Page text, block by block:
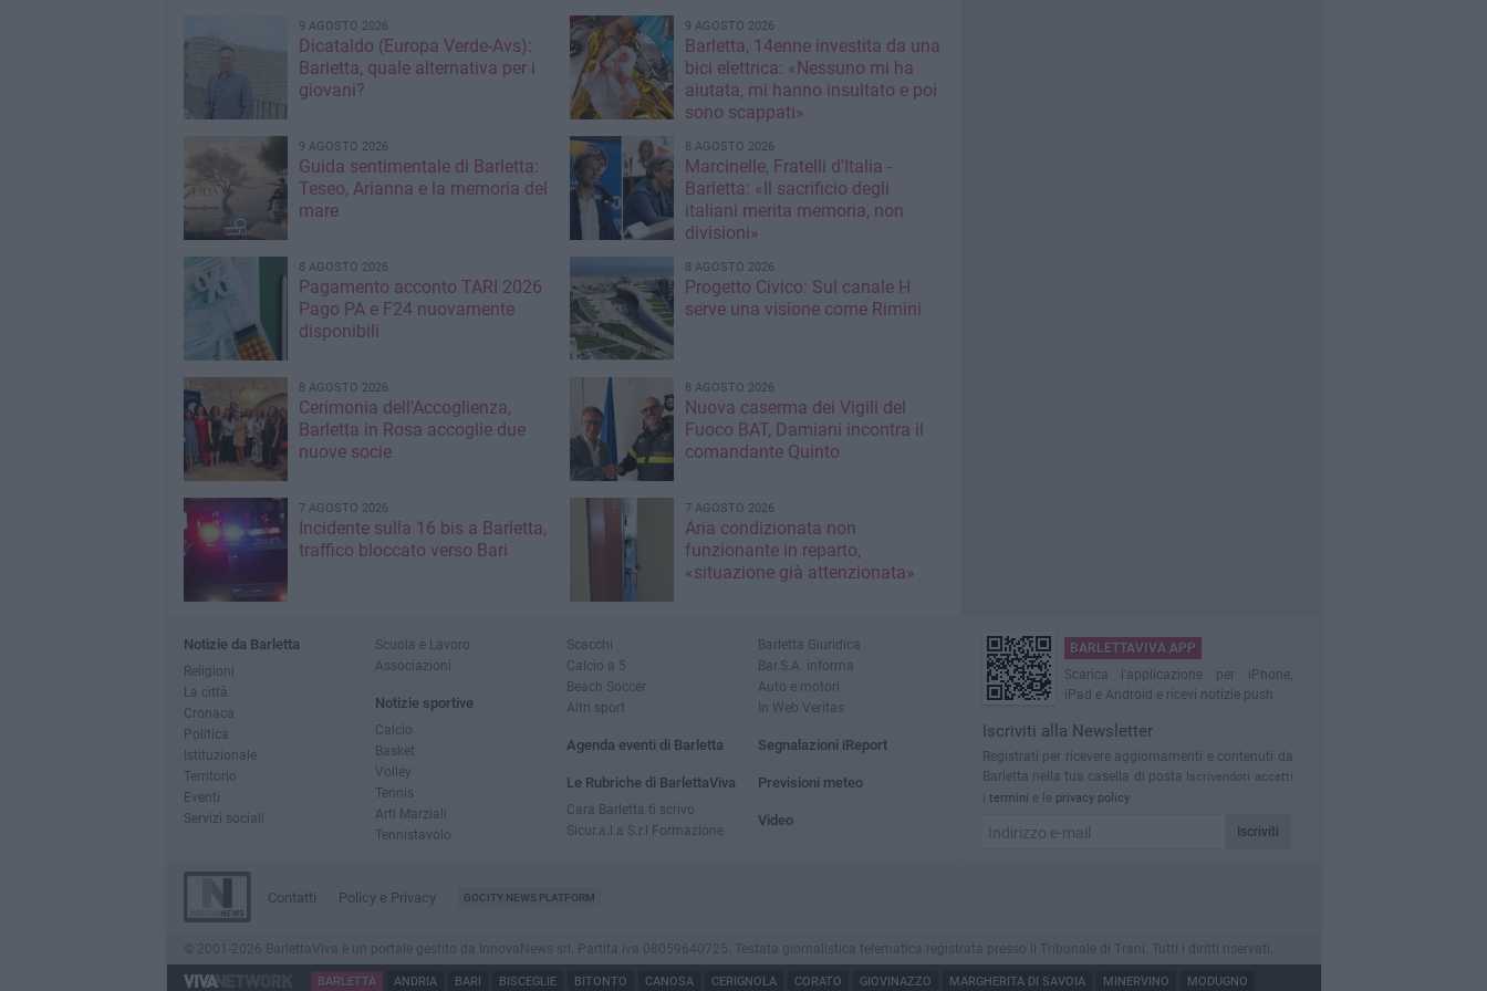
9 AGOSTO 2026
Dicataldo (Europa Verde-Avs):
Barletta, quale alternativa per i
giovani?
9 AGOSTO 2026
Barletta, 14enne investita da una
bici elettrica: «Nessuno mi ha
aiutata, mi hanno insultato e poi
sono scappati»
9 AGOSTO 2026
Guida sentimentale di Barletta:
Teseo, Arianna e la memoria del
mare
8 AGOSTO 2026
Marcinelle, Fratelli d'Italia -
Barletta: «Il sacrificio degli
italiani merita memoria, non
divisioni»
8 AGOSTO 2026
Pagamento acconto TARI 2026
Pago PA e F24 nuovamente
disponibili
8 AGOSTO 2026
Progetto Civico: Sul canale H
serve una visione come Rimini
8 AGOSTO 2026
Cerimonia dell'Accoglienza,
Barletta in Rosa accoglie due
nuove socie
8 AGOSTO 2026
Nuova caserma dei Vigili del
Fuoco BAT, Damiani incontra il
comandante Quinto
7 AGOSTO 2026
Incidente sulla 16 bis a Barletta,
traffico bloccato verso Bari
7 AGOSTO 2026
Aria condizionata non
funzionante in reparto,
«situazione già attenzionata»
Notizie da Barletta
Religioni
La città
Cronaca
Politica
Istituzionale
Territorio
Eventi
Servizi sociali
Scuola e Lavoro
Associazioni
Notizie sportive
Calcio
Basket
Volley
Tennis
Arti Marziali
Tennistavolo
Scacchi
Calcio a 5
Beach Soccer
Altri sport
Agenda eventi di Barletta
Le Rubriche di BarlettaViva
Cara Barletta ti scrivo
Sicur.a.l.a S.r.l Formazione
Barletta Giuridica
Bar.S.A. informa
Auto e motori
In Web Veritas
Segnalazioni iReport
Previsioni meteo
Video
BARLETTAVIVA APP
Scarica l'applicazione per iPhone,
iPad e Android e ricevi notizie push
Iscriviti alla Newsletter
Registrati per ricevere aggiornamenti e contenuti da
Barletta nella tua casella di posta Iscrivendoti accetti
i termini e la privacy policy
Iscriviti
Contatti Policy e Privacy GOCITY NEWS PLATFORM
© 2001-2026 BarlettaViva è un portale gestito da InnovaNews srl. Partita iva 08059640725. Testata giornalistica telematica registrata presso il Tribunale di Trani. Tutti i diritti riservati.
BARLETTA ANDRIA BARI BISCEGLIE BITONTO CANOSA CERIGNOLA CORATO GIOVINAZZO MARGHERITA DI SAVOIA MINERVINO MODUGNO